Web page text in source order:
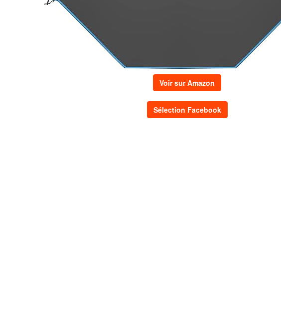
Voir sur Amazon
Sélection Facebook